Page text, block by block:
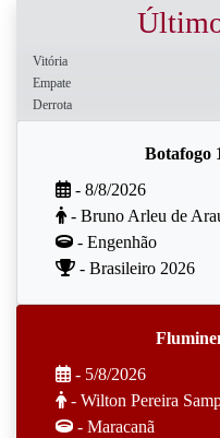
Vitória
Empate
Derrota
Botafogo
- 8/8/2026
- Bruno Arleu de
- Engenhão
- Brasileiro 2026
- 5/8/2026
- Wilton Pereira
- Maracanã